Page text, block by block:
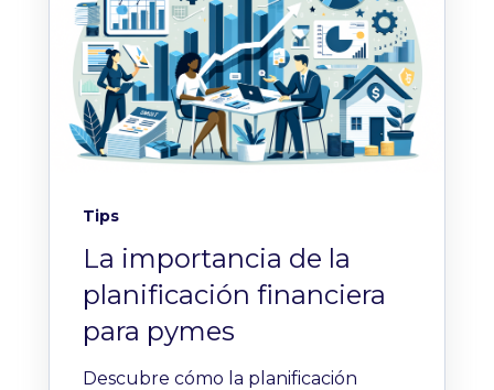
Tips
La importancia de la
planificación financiera
para pymes
Descubre cómo la planificación